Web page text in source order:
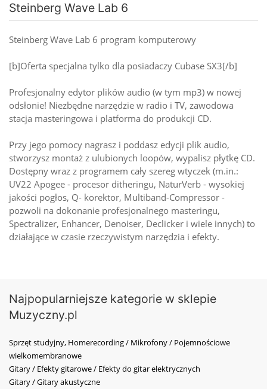
Steinberg Wave Lab 6
Steinberg Wave Lab 6 program komputerowy
[b]Oferta specjalna tylko dla posiadaczy Cubase SX3[/b]
Profesjonalny edytor plików audio (w tym mp3) w nowej
odsłonie! Niezbędne narzędzie w radio i TV, zawodowa
stacja masteringowa i platforma do produkcji CD.
Przy jego pomocy nagrasz i poddasz edycji plik audio,
stworzysz montaż z ulubionych loopów, wypalisz płytkę CD.
Dostępny wraz z programem cały szereg wtyczek (m.in.:
UV22 Apogee - procesor ditheringu, NaturVerb - wysokiej
jakości pogłos, Q- korektor, Multiband-Compressor -
pozwoli na dokonanie profesjonalnego masteringu,
Spectralizer, Enhancer, Denoiser, Declicker i wiele innych) to
działające w czasie rzeczywistym narzędzia i efekty.
Najpopularniejsze kategorie w sklepie
Muzyczny.pl
Sprzęt studyjny, Homerecording / Mikrofony / Pojemnościowe
wielkomembranowe
Gitary / Efekty gitarowe / Efekty do gitar elektrycznych
Gitary / Gitary akustyczne